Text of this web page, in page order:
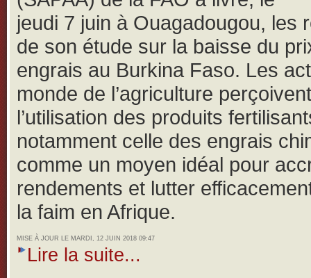
jeudi 7 juin à Ouagadougou, les
de son étude sur la baisse du
engrais au Burkina Faso. Les
monde de l’agriculture perçoivent
l’utilisation des produits
notamment celle des engrais
comme un moyen idéal pour
rendements et lutter
la faim en Afrique.
MISE À JOUR LE MARDI, 12 JUIN 2018 09:47
Lire la suite...